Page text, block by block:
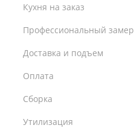
Кухня на заказ
Профессиональный замер
Доставка и подъем
Оплата
Сборка
Утилизация